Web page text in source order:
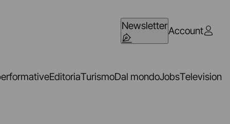
NewsletterAccount
EditoriaTurismoDal mondoJobsTelevision